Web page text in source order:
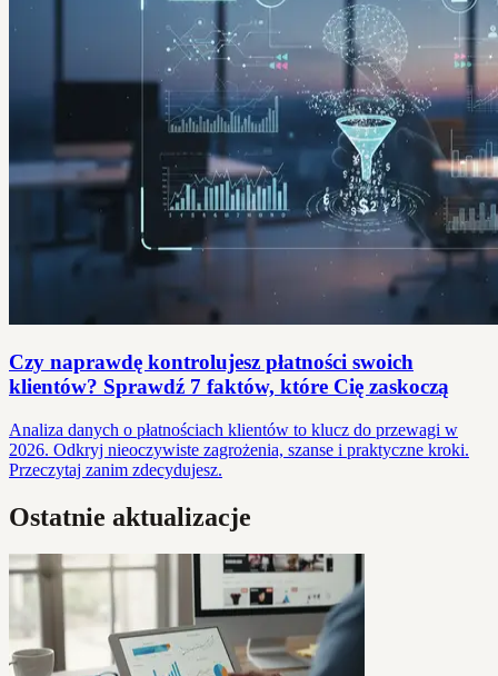
Czy naprawdę kontrolujesz płatności swoich
klientów? Sprawdź 7 faktów, które Cię zaskoczą
Analiza danych o płatnościach klientów to klucz do przewagi w
2026. Odkryj nieoczywiste zagrożenia, szanse i praktyczne kroki.
Przeczytaj zanim zdecydujesz.
Ostatnie aktualizacje